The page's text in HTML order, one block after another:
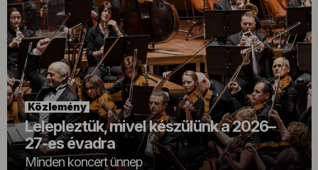
Közlemény
Lelepleztük, mivel készülünk a 2026–
27-es évadra
Minden koncert ünnep